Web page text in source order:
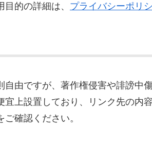
的の詳細は、 プライバシーポリ
由ですが、著作権侵害や誹謗中
上設置しており、リンク先の内
ご確認ください。